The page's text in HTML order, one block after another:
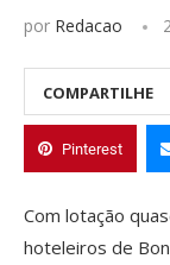
por Redacao
COMPARTILHE
Pinterest
Com lotação
hoteleiros de